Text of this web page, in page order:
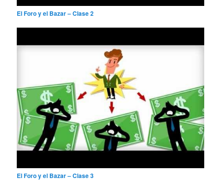
El Foro y el Bazar – Clase 2
El Foro y el Bazar – Clase 3